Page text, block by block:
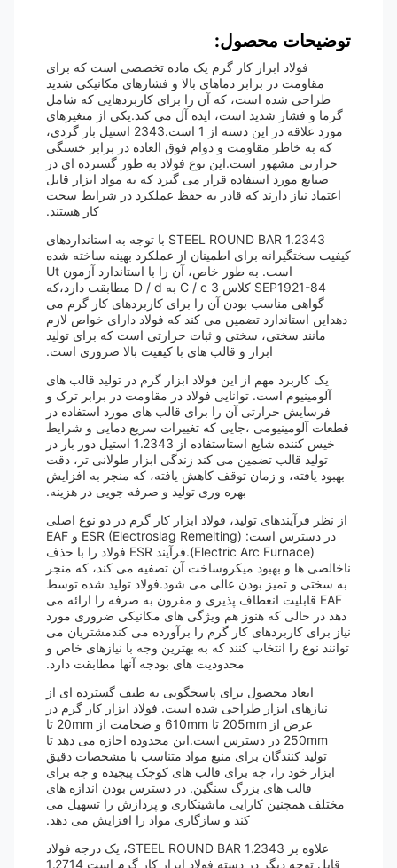
توضیحات محصول:
فولاد ابزار کار گرم یک ماده تخصصی است که برای
مقاومت در برابر دماهای بالا و فشارهای مکانیکی شدید
طراحی شده است، که آن را برای کاربردهایی که شامل
گرما و فشار شدید است، ایده آل می کند.یکی از متغیرهای
مورد علاقه در این دسته از 1 است.2343 استيل بار گردي،
که به خاطر مقاومت و دوام فوق العاده در برابر خستگی
حرارتی مشهور است.این نوع فولاد به طور گسترده ای در
صنایع مورد استفاده قرار می گیرد که به مواد ابزار قابل
اعتماد نیاز دارند که قادر به حفظ عملکرد در شرایط سخت
کار هستند.
1.2343 STEEL ROUND BAR با توجه به استانداردهای
کیفیت سختگیرانه برای اطمینان از عملکرد بهینه ساخته شده
است. به طور خاص، آن را با استاندارد آزمون Ut
SEP1921-84 کلاس 3 C / c به D / d مطابقت دارد،که
گواهی مناسب بودن آن را برای کاربردهای کار گرم می
دهداین استاندارد تضمین می کند که فولاد دارای خواص لازم
مانند سختی، سختی و ثبات حرارتی است که برای تولید
ابزار و قالب های با کیفیت بالا ضروری است.
یک کاربرد مهم از این فولاد ابزار گرم در تولید قالب های
آلومینیوم است. توانایی فولاد در مقاومت در برابر ترک و
فرسایش حرارتی آن را برای قالب های مورد استفاده در
قطعات آلومینیومی ،جایی که تغییرات سریع دمایی و شرایط
خیس کننده شایع استاستفاده از 1.2343 استیل دور بار در
تولید قالب تضمین می کند زندگی ابزار طولانی تر، دقت
بهبود یافته، و زمان توقف کاهش یافته، که منجر به افزایش
بهره وری تولید و صرفه جویی در هزینه.
از نظر فرآیندهای تولید، فولاد ابزار کار گرم در دو نوع اصلی
در دسترس است: ESR (Electroslag Remelting) و EAF
(Electric Arc Furnace).فرآیند ESR فولاد را با حذف
ناخالصی ها و بهبود میکروساخت آن تصفیه می کند، که منجر
به سختی و تمیز بودن عالی می شود.فولاد تولید شده توسط
EAF قابلیت انعطاف پذیری و مقرون به صرفه را ارائه می
دهد در حالی که هنوز هم ویژگی های مکانیکی ضروری مورد
نیاز برای کاربردهای کار گرم را برآورده می کندمشتریان می
توانند نوع را انتخاب کنند که به بهترین وجه با نیازهای خاص و
محدودیت های بودجه آنها مطابقت دارد.
ابعاد محصول برای پاسخگویی به طیف گسترده ای از
نیازهای ابزار طراحی شده است. فولاد ابزار کار گرم در
عرض از 205mm تا 610mm و ضخامت از 20mm تا
250mm در دسترس است.این محدوده اجازه می دهد تا
تولید کنندگان برای منبع مواد متناسب با مشخصات دقیق
ابزار خود را، چه برای قالب های کوچک پیچیده و چه برای
قالب های بزرگ سنگین. در دسترس بودن اندازه های
مختلف همچنین کارایی ماشینکاری و پردازش را تسهیل می
کند و سازگاری مواد را افزایش می دهد.
علاوه بر 1.2343 STEEL ROUND BAR، یک درجه فولاد
قابل توجه دیگر در دسته فولاد ابزار کار گرم است 1.2714